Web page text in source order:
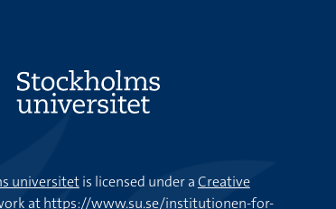
universitetis licensed under aCreative
athttps://www.su.se/institutionen-for-